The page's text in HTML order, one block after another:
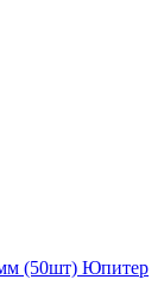
мм (50шт) Юпитер